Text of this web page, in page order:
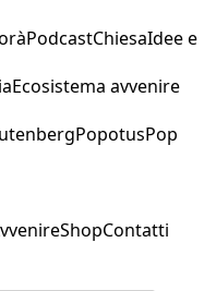
PodcastChiesaIdee e
Ecosistema avvenire
PopotusPop
ShopContatti